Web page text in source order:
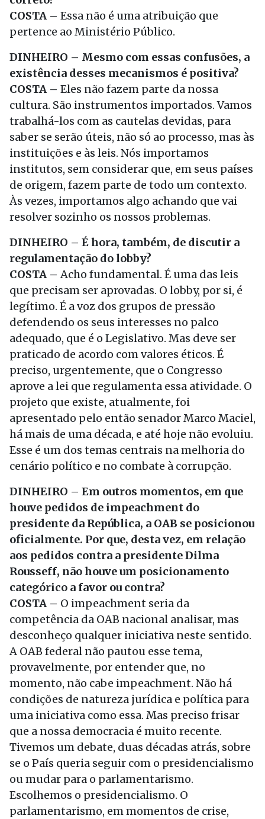
COSTA – Essa não é uma atribuição que
pertence ao Ministério Público.
DINHEIRO – Mesmo com essas confusões, a
existência desses mecanismos é positiva?
COSTA – Eles não fazem parte da nossa
cultura. São instrumentos importados. Vamos
trabalhá-los com as cautelas devidas, para
saber se serão úteis, não só ao processo, mas às
instituições e às leis. Nós importamos
institutos, sem considerar que, em seus países
de origem, fazem parte de todo um contexto.
Às vezes, importamos algo achando que vai
resolver sozinho os nossos problemas.
DINHEIRO – É hora, também, de discutir a
regulamentação do lobby?
COSTA –Acho fundamental. É uma das leis
que precisam ser aprovadas. O lobby, por si, é
legítimo. É a voz dos grupos de pressão
defendendo os seus interesses no palco
adequado, que é o Legislativo. Mas deve ser
praticado de acordo com valores éticos. É
preciso, urgentemente, que o Congresso
aprove a lei que regulamenta essa atividade. O
projeto que existe, atualmente, foi
apresentado pelo então senador Marco Maciel,
há mais de uma década, e até hoje não evoluiu.
Esse é um dos temas centrais na melhoria do
cenário político e no combate à corrupção.
DINHEIRO – Em outros momentos, em que
houve pedidos de impeachment do
presidente da República, a OAB se posicionou
oficialmente. Por que, desta vez, em relação
aos pedidos contra a presidente Dilma
Rousseff, não houve um posicionamento
categórico a favor ou contra?
COSTA – O impeachment seria da
competência da OAB nacional analisar, mas
desconheço qualquer iniciativa neste sentido.
A OAB federal não pautou esse tema,
provavelmente, por entender que, no
momento, não cabe impeachment. Não há
condições de natureza jurídica e política para
uma iniciativa como essa. Mas preciso frisar
que a nossa democracia é muito recente.
Tivemos um debate, duas décadas atrás, sobre
se o País queria seguir com o presidencialismo
ou mudar para o parlamentarismo.
Escolhemos o presidencialismo. O
parlamentarismo, em momentos de crise,